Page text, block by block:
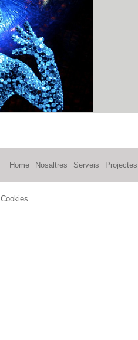
Home Nosaltres Serveis Projectes
Cookies